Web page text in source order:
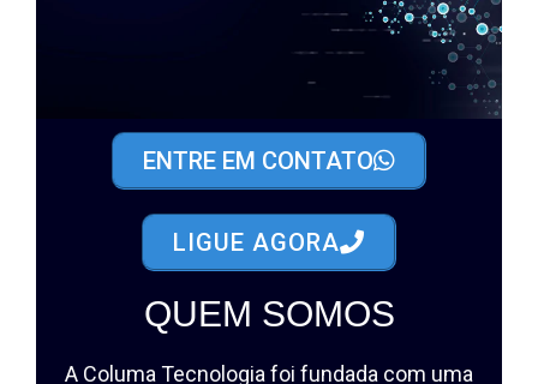
ENTRE EM CONTATO
LIGUE AGORA
QUEM SOMOS
A Columa Tecnologia foi fundada com uma